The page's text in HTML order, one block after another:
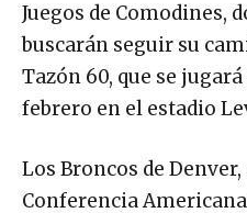
Juegos de Comodines,
buscarán seguir su
Tazón 60, que se
febrero en el estadio
Los Broncos de
Conferencia